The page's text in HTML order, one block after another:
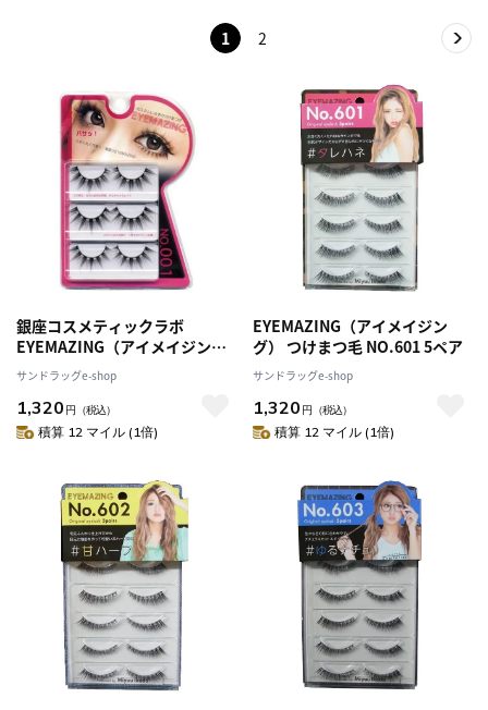
1 2
銀座コスメティックラボ
EYEMAZING（アイメイジン
グ） 小森純シリーズ つけまつ
げ NO.001 5ペア
サンドラッグe-shop
1,320 円 （税込）
積算 12 マイル (1倍)
EYEMAZING（アイメイジン
グ） つけまつ毛 NO.601 5ペア
サンドラッグe-shop
1,320 円 （税込）
積算 12 マイル (1倍)